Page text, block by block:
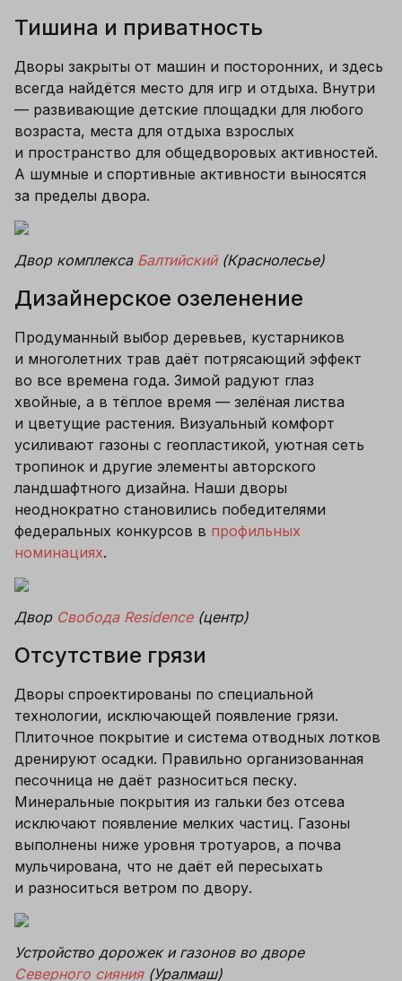
Тишина и приватность
Дворы закрыты от машин и посторонних, и здесь
всегда найдётся место для игр и отдыха. Внутри
— развивающие детские площадки для любого
возраста, места для отдыха взрослых
и пространство для общедворовых активностей.
А шумные и спортивные активности выносятся
за пределы двора.
Двор комплекса Балтийский (Краснолесье)
Дизайнерское озеленение
Продуманный выбор деревьев, кустарников
и многолетних трав даёт потрясающий эффект
во все времена года. Зимой радуют глаз
хвойные, а в тёплое время — зелёная листва
и цветущие растения. Визуальный комфорт
усиливают газоны с геопластикой, уютная сеть
тропинок и другие элементы авторского
ландшафтного дизайна. Наши дворы
неоднократно становились победителями
федеральных конкурсов в профильных
номинациях.
Двор Свобода Residence (центр)
Отсутствие грязи
Дворы спроектированы по специальной
технологии, исключающей появление грязи.
Плиточное покрытие и система отводных лотков
дренируют осадки. Правильно организованная
песочница не даёт разноситься песку.
Минеральные покрытия из гальки без отсева
исключают появление мелких частиц. Газоны
выполнены ниже уровня тротуаров, а почва
мульчирована, что не даёт ей пересыхать
и разноситься ветром по двору.
Устройство дорожек и газонов во дворе
Северного сияния (Уралмаш)